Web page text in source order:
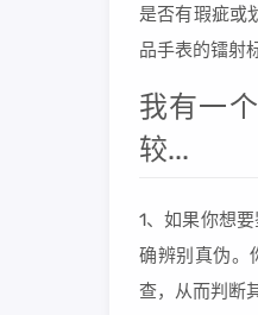
是否有瑕疵或
品手表的镭射
我有一
较...
1、如果你想
确辨别真伪。
查，从而判断